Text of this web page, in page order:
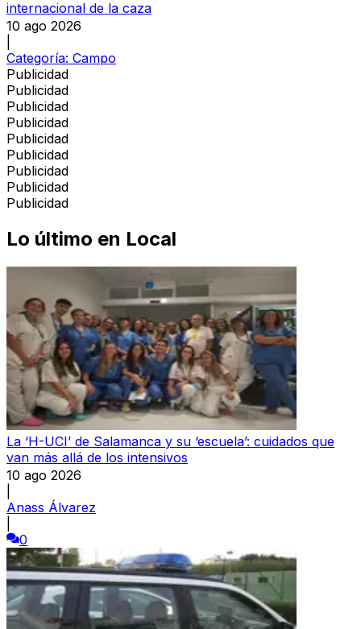
internacional de la caza
10 ago 2026
Categoría: Campo
Publicidad
Publicidad
Publicidad
Publicidad
Publicidad
Publicidad
Publicidad
Publicidad
Publicidad
Lo último en Local
La ‘H-UCI’ de Salamanca y su ‘escuela’: cuidados que
van más allá de los intensivos
10 ago 2026
Anass Álvarez
0